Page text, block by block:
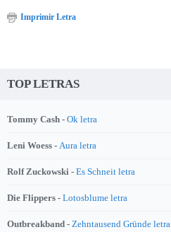
Imprimir Letra
TOP LETRAS
Tommy Cash - Ok letra
Leni Woess - Aura letra
Rolf Zuckowski - Es Schneit letra
Die Flippers - Lotosblume letra
Outbreakband - Zehntausend Gründe letra